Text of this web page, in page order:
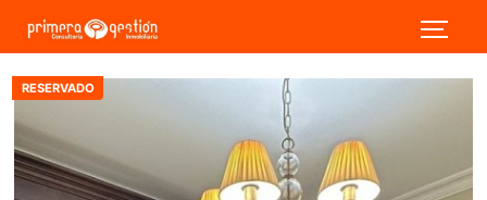
RESERVADO